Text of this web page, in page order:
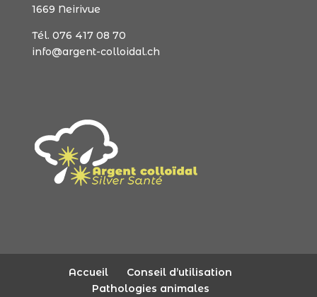
1669 Neirivue
Tél. 076 417 08 70
info@argent-colloidal.ch
Accueil
Conseil d’utilisation
Pathologies animales